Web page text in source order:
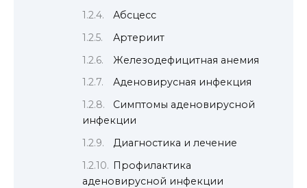
Абсцесс
Артериит
Железодефицитная анемия
Аденовирусная инфекция
Симптомы аденовирусной
инфекции
Диагностика и лечение
Профилактика
аденовирусной инфекции